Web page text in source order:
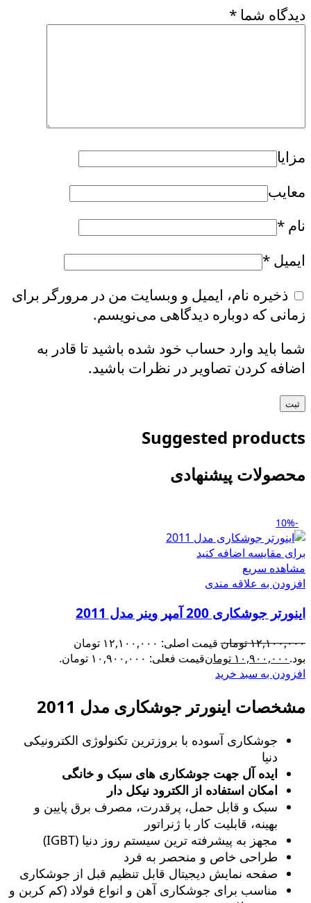
دیدگاه شما *
مزایا
معایب
نام *
ایمیل *
ذخیره نام، ایمیل و وبسایت من در مرورگر برای
زمانی که دوباره دیدگاهی می‌نویسم.
شما باید وارد حساب خود شده باشید تا قادر به
اضافه کردن تصاویر در نظرات باشید.
Suggested products
محصولات پیشنهادی
-10%
برای مقایسه اضافه کنید
مشاهده سریع
افزودن به علاقه مندی
اینورتر جوشکاری 200 آمپر وینر مدل 2011
۱۲,۱۰۰,۰۰۰تومان
قیمت اصلی: ۱۲,۱۰۰,۰۰۰ تومان
بود.۱۰,۹۰۰,۰۰۰ تومانقیمت فعلی: ۱۰,۹۰۰,۰۰۰ تومان.
افزودن به سبد خرید
مشخصات اینورتر جوشکاری مدل 2011
جوشکاری آسوده با بروزترین تکنولوژی الکترونیکی
دنیا
ایده آل جهت جوشکاری های سبک و خانگی
امکان استفاده از الکترود نیکل دار
سبک و قابل حمل، پرقدرت، مصرف برق پایین و
بهینه، قابلیت کار با ژنراتور
مجهز به پیشرفته ترین سیستم روز دنیا (IGBT)
طراحی خاص و منحصر به فرد
صفحه نمایش دیجیتال قابل تنظیم قبل از جوشکاری
مناسب برای جوشکاری آهن و انواع فولاد (کم کربن و